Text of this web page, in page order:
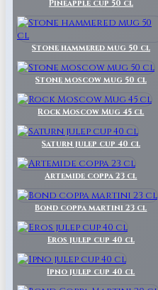
Pineapple cup 50 cl
Stone hammered mug 50 cl
Stone moscow mug 50 cl
Rock Moscow Mug 45 cl
Saturn julep cup 40 cl
Artemide coppa 23 cl
Bond coppa martini 23 cl
Eros julep cup 40 cl
Ipno julep cup 40 cl